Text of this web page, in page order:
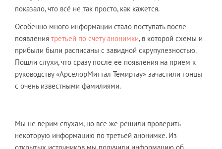
показало, что всё не так просто, как кажется.
Особенно много информации стало поступать после
появления третьей по счету анонимки, в которой схемы и
прибыли были расписаны с завидной скрупулезностью.
Пошли слухи, что сразу после ее появления на прием к
руководству «АрселорМиттал Темиртау» зачастили гонцы
с очень известными фамилиями.
Мы не верим слухам, но все же решили проверить
некоторую информацию по третьей анонимке. Из